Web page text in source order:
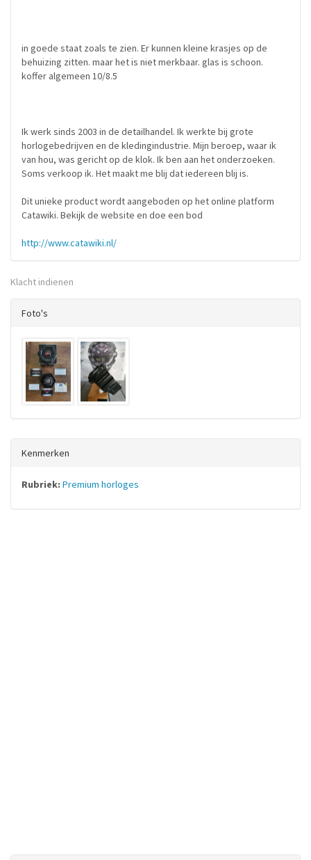
in goede staat zoals te zien. Er kunnen kleine krasjes op de
behuizing zitten. maar het is niet merkbaar. glas is schoon.
koffer algemeen 10/8.5
Ik werk sinds 2003 in de detailhandel. Ik werkte bij grote
horlogebedrijven en de kledingindustrie. Mijn beroep, waar ik
van hou, was gericht op de klok. Ik ben aan het onderzoeken.
Soms verkoop ik. Het maakt me blij dat iedereen blij is.
Dit unieke product wordt aangeboden op het online platform
Catawiki. Bekijk de website en doe een bod
http://www.catawiki.nl/
Klacht indienen
Foto's
Kenmerken
Rubriek: Premium horloges